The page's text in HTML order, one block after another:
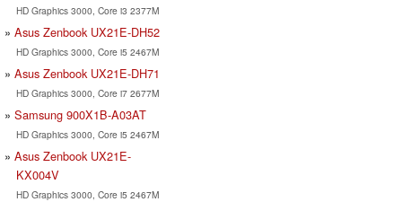
HD Graphics 3000, Core i3 2377M
Asus Zenbook UX21E-DH52
HD Graphics 3000, Core i5 2467M
Asus Zenbook UX21E-DH71
HD Graphics 3000, Core i7 2677M
Samsung 900X1B-A03AT
HD Graphics 3000, Core i5 2467M
Asus Zenbook UX21E-
KX004V
HD Graphics 3000, Core i5 2467M